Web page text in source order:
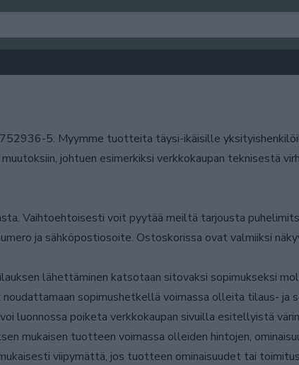
5. Myymme tuotteita täysi-ikäisille
johtuen esimerkiksi verkkokaupan teknisestä
Vaihtoehtoisesti voit pyytää meiltä tarjousta
ja sähköpostiosoite. Ostoskorissa ovat valmiiksi
lähettäminen katsotaan sitovaksi sopimukseksi
sopimushetkellä voimassa olleita tilaus- ja
luonnossa poiketa verkkokaupan sivuilla esitellyistä
mukaisen tuotteen voimassa olleiden hintojen,
viipymättä, jos tuotteen ominaisuudet tai